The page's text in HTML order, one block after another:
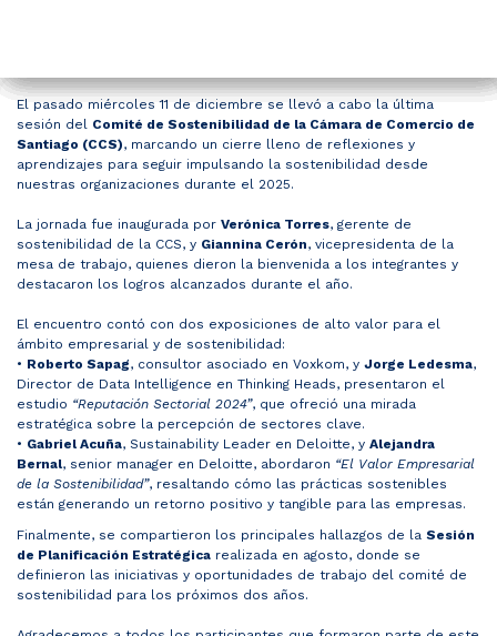
Socios
Nuestra Institución
Pilares Estratégicos
Comités de Trabajo
Eventos
Noticias y Estudios
CAM Santiago
Comité de
Sostenibilidad 2024: Un
año de aprendizajes y
compromiso con el
futuro
El pasado miércoles 11 de diciembre se llevó a cabo la última
sesión del Comité de Sostenibilidad de la Cámara de Comercio de
Santiago (CCS), marcando un cierre lleno de reflexiones y
aprendizajes para seguir impulsando la sostenibilidad desde
nuestras organizaciones durante el 2025.
La jornada fue inaugurada por Verónica Torres, gerente de
sostenibilidad de la CCS, y Giannina Cerón, vicepresidenta de la
mesa de trabajo, quienes dieron la bienvenida a los integrantes y
destacaron los logros alcanzados durante el año.
El encuentro contó con dos exposiciones de alto valor para el
ámbito empresarial y de sostenibilidad:
• Roberto Sapag, consultor asociado en Voxkom, y Jorge Ledesma,
Director de Data Intelligence en Thinking Heads, presentaron el
estudio “Reputación Sectorial 2024”, que ofreció una mirada
estratégica sobre la percepción de sectores clave.
• Gabriel Acuña, Sustainability Leader en Deloitte, y Alejandra
Bernal, senior manager en Deloitte, abordaron “El Valor Empresarial
de la Sostenibilidad”, resaltando cómo las prácticas sostenibles
están generando un retorno positivo y tangible para las empresas.
Finalmente, se compartieron los principales hallazgos de la Sesión
de Planificación Estratégica realizada en agosto, donde se
definieron las iniciativas y oportunidades de trabajo del comité de
sostenibilidad para los próximos dos años.
20 años de evolución
de franquicias en Chile
en el Comité de
Franquicias CCS
colaboración: Jornada
de Presidentes de
Comités de Trabajo CCS
se reúne con la CCS
Legislativo CCS analiza
Cuenta Pública 2024
empresas socias de la
CCS​ evaluaron avance
en la ​​​aplicación de Ley
de 40 horas
Ciberseguridad y
Compliance presentan
la Ley Marco
Ciberseguridad
dio a conocer en la CCS
el escenario económico
internacional
presenta a empresarios
de la CCS las “Doce
medidas para impulsar
la formalización de
nuestra economía”
CCS: Presentación de
Marco Hernández sobre
el Proyecto de Cambio
de Imagen de Panadería
San Camilo 2023